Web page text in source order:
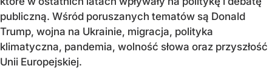
publiczną. Wśród poruszanych tematów są Donald
Trump, wojna na Ukrainie, migracja, polityka
klimatyczna, pandemia, wolność słowa oraz przyszłość
Unii Europejskiej.